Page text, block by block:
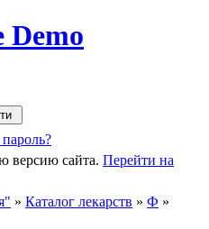
Demo
версию сайта. Перейти на
» Каталог лекарств » Ф »